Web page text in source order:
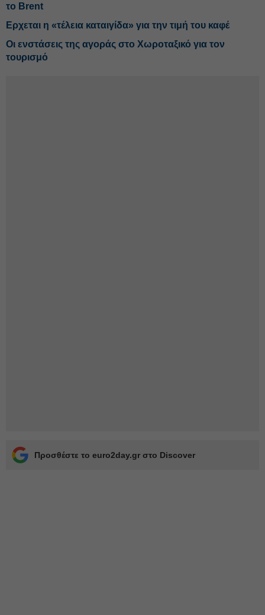
το Brent
Ερχεται η «τέλεια καταιγίδα» για την τιμή του καφέ
Οι ενστάσεις της αγοράς στο Χωροταξικό για τον
τουρισμό
Προσθέστε το euro2day.gr στο Discover